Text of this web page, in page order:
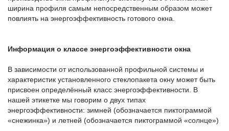
ширина профиля самым непосредственным образом может
повлиять на энергоэффективность готового окна.
Информация о классе энергоэффективности окна
В зависимости от использованной профильной системы и
характеристик установленного стеклопакета окну может быть
присвоен определённый класс энергоэффективности. В
нашей этикетке мы говорим о двух типах
энергоэффективности: зимней (обозначается пиктограммой
«снежинка») и летней (обозначается пиктограммой «солнце»)